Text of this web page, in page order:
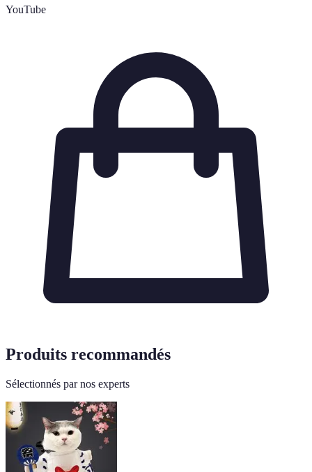
YouTube
Produits recommandés
Sélectionnés par nos experts